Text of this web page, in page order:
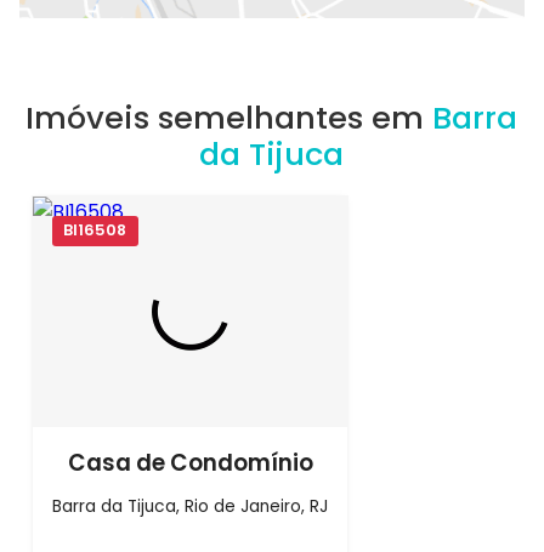
Imóveis semelhantes em Barra
da Tijuca
BI16508
Casa de Condomínio
Barra da Tijuca, Rio de Janeiro, RJ